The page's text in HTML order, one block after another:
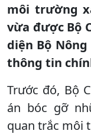
môi trường
vừa được Bộ
diện Bộ
thông tin
Trước đó, Bộ
án bóc gỡ
quan trắc môi